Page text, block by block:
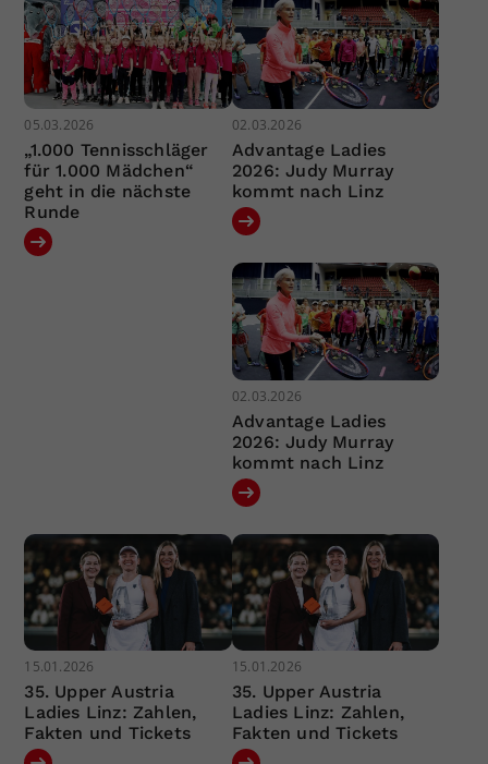
05.03.2026
„1.000 Tennisschläger
für 1.000 Mädchen“
geht in die nächste
Runde
02.03.2026
Advantage Ladies
2026: Judy Murray
kommt nach Linz
02.03.2026
Advantage Ladies
2026: Judy Murray
kommt nach Linz
15.01.2026
35. Upper Austria
Ladies Linz: Zahlen,
Fakten und Tickets
15.01.2026
35. Upper Austria
Ladies Linz: Zahlen,
Fakten und Tickets